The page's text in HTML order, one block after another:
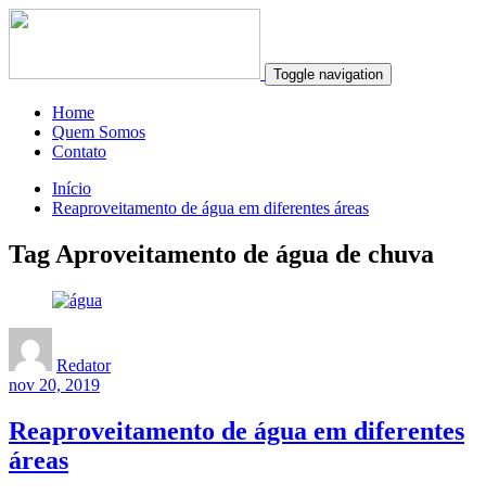
Toggle navigation
Home
Quem Somos
Contato
Início
Reaproveitamento de água em diferentes áreas
Tag Aproveitamento de água de chuva
Redator
nov 20, 2019
Reaproveitamento de água em diferentes
áreas